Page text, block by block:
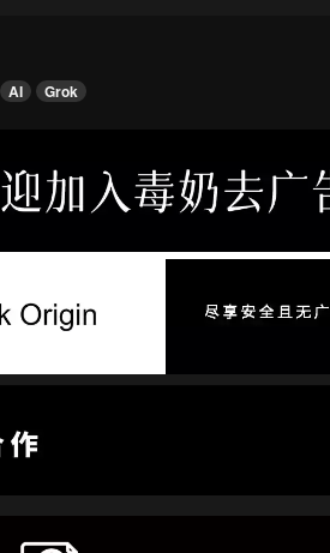
AI Grok